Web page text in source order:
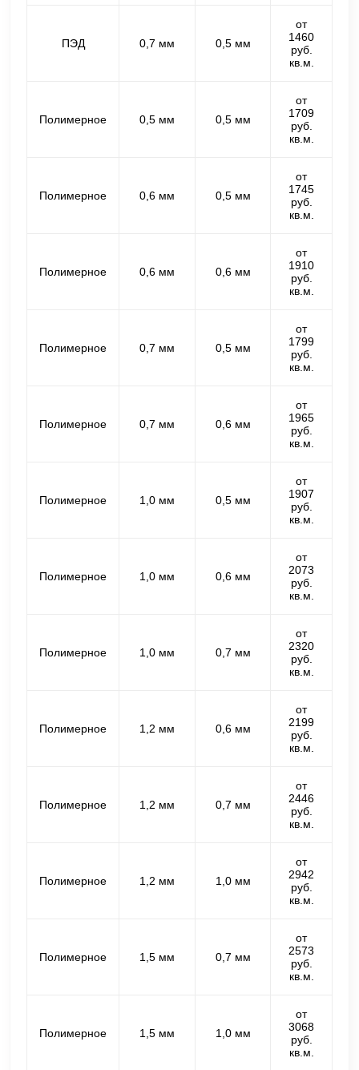
ПЭД 0,7 мм 0,5 мм
от
1460
руб.
кв.м.
Полимерное 0,5 мм 0,5 мм
от
1709
руб.
кв.м.
Полимерное 0,6 мм 0,5 мм
от
1745
руб.
кв.м.
Полимерное 0,6 мм 0,6 мм
от
1910
руб.
кв.м.
Полимерное 0,7 мм 0,5 мм
от
1799
руб.
кв.м.
Полимерное 0,7 мм 0,6 мм
от
1965
руб.
кв.м.
Полимерное 1,0 мм 0,5 мм
от
1907
руб.
кв.м.
Полимерное 1,0 мм 0,6 мм
от
2073
руб.
кв.м.
Полимерное 1,0 мм 0,7 мм
от
2320
руб.
кв.м.
Полимерное 1,2 мм 0,6 мм
от
2199
руб.
кв.м.
Полимерное 1,2 мм 0,7 мм
от
2446
руб.
кв.м.
Полимерное 1,2 мм 1,0 мм
от
2942
руб.
кв.м.
Полимерное 1,5 мм 0,7 мм
от
2573
руб.
кв.м.
Полимерное 1,5 мм 1,0 мм
от
3068
руб.
кв.м.